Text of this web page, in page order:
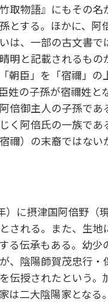
取物語』にもその名
とする。ほかに、阿
は、一部の古文書で
明と記載されるもの
朝臣」を「宿禰」の
姓の子孫が宿禰姓と
倍御主人の子孫で
く阿倍氏の一族であ
禰）の末裔ではない
）に摂津国阿倍野（
される。また、生地
る伝承もある。幼少
、陰陽師賀茂忠行・
伝授されたという。
は二大陰陽家となる。